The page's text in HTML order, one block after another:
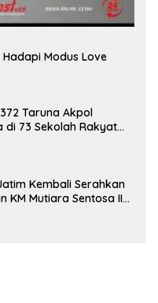
Modus Love
Taruna Akpol
di 73 Sekolah Rakyat
Kembali Serahkan
KM Mutiara Sentosa II